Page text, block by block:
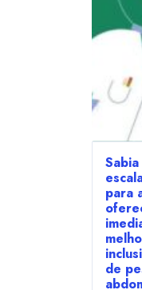
para
de